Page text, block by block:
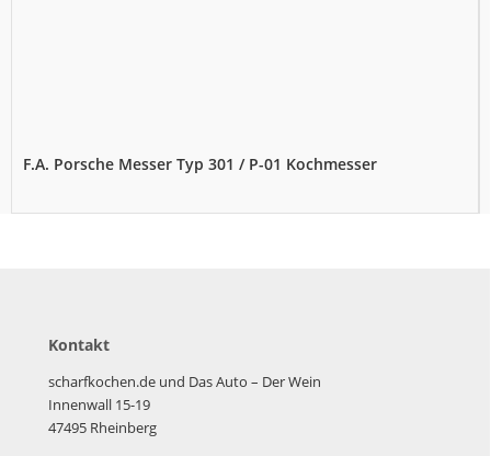
F.A. Porsche Messer Typ 301 / P-01 Kochmesser
Kontakt
scharfkochen.de und Das Auto – Der Wein
Innenwall 15-19
47495 Rheinberg